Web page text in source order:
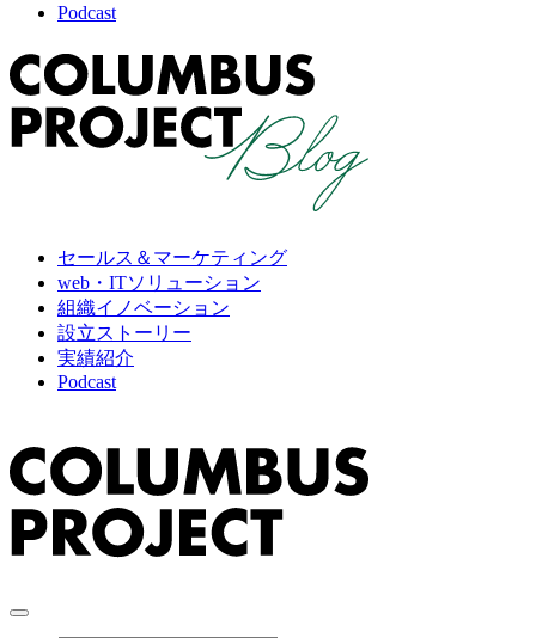
Podcast
セールス＆マーケティング
web・ITソリューション
組織イノベーション
設立ストーリー
実績紹介
Podcast